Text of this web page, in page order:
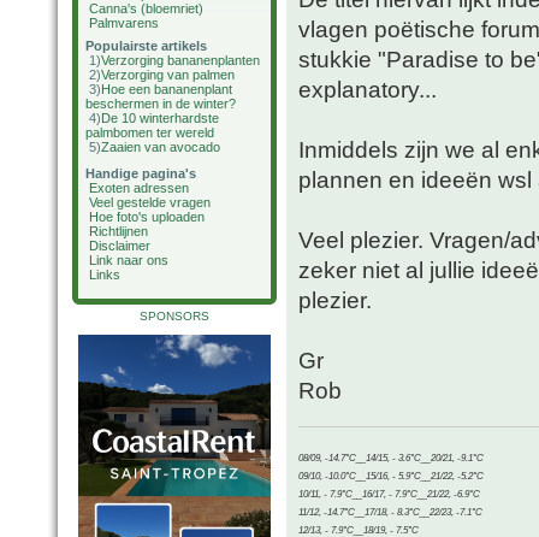
Canna's (bloemriet)
Palmvarens
Populairste artikels
1)Verzorging bananenplanten
2)Verzorging van palmen
3)Hoe een bananenplant
beschermen in de winter?
4)De 10 winterhardste
palmbomen ter wereld
5)Zaaien van avocado
Handige pagina's
Exoten adressen
Veel gestelde vragen
Hoe foto's uploaden
Richtlijnen
Disclaimer
Link naar ons
Links
SPONSORS
vlagen poëtische
stukkie "Paradise to
explanatory...
Inmiddels zijn we al
plannen en ideeën
Veel plezier. Vragen/
zeker niet al jullie
plezier.
Gr
Rob
08/09, -14.7°C__14/15, - 3.6°C__20/21, -9.1°C
09/10, -10.0°C__15/16, - 5.9°C__21/22, -5.2°C
10/11, - 7.9°C__16/17, - 7.9°C__21/22, -6.9°C
11/12, -14.7°C__17/18, - 8.3°C__22/23, -7.1°C
12/13, - 7.9°C__18/19, - 7.5°C